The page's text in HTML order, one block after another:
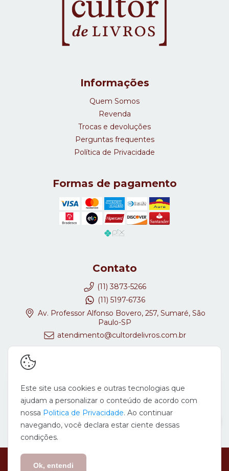
Informações
Quem Somos
Revenda
Trocas e devoluções
Perguntas frequentes
Política de Privacidade
Formas de pagamento
Contato
(11) 3873-5266
(11) 5197-6736
Av. Professor Alfonso Bovero, 257, Sumaré, São
Paulo-SP
atendimento@cultordelivros.com.br
reservados.
Este site usa cookies e outras tecnologias que
ajudam a personalizar o conteúdo de acordo com
nossa Politica de Privacidade. Ao continuar
navegando, você declara estar ciente dessas
condições.
Ok, entendi